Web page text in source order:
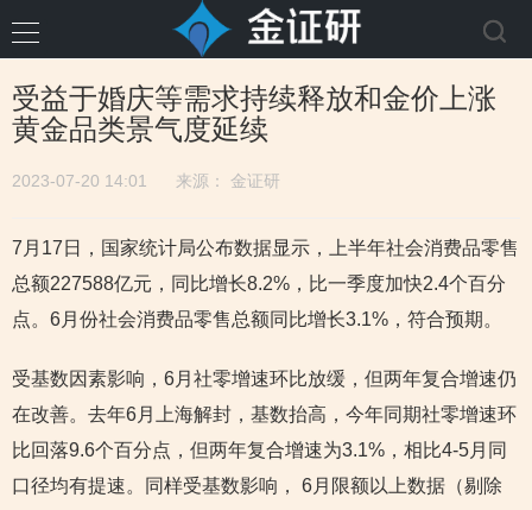
受益于婚庆等需求持续释放和金价上涨
黄金品类景气度延续
2023-07-20 14:01 来源： 金证研
7月17日，国家统计局公布数据显示，上半年社会消费品零售
总额227588亿元，同比增长8.2%，比一季度加快2.4个百分
点。6月份社会消费品零售总额同比增长3.1%，符合预期。
受基数因素影响，6月社零增速环比放缓，但两年复合增速仍
在改善。去年6月上海解封，基数抬高，今年同期社零增速环
比回落9.6个百分点，但两年复合增速为3.1%，相比4-5月同
口径均有提速。同样受基数影响， 6月限额以上数据（剔除